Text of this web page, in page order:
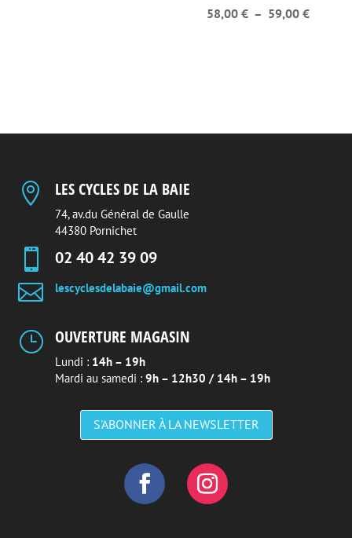
58,00€ – 59,00€Plage
 LES CYCLES DE LA BAIE
74, av.du Général de Gaulle
44380 Pornichet
 02 40 42 39 09
 lescyclesdelabaie@gmail.com
} OUVERTURE MAGASIN
Lundi : 14h – 19h
Mardi au samedi : 9h – 12h30 / 14h – 19h
S'ABONNER À LA NEWSLETTER